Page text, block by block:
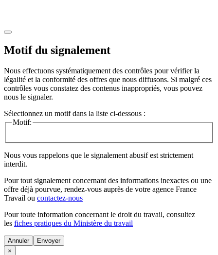
Motif du signalement
Nous effectuons systématiquement des contrôles pour vérifier la
légalité et la conformité des offres que nous diffusons. Si malgré ces
contrôles vous constatez des contenus inappropriés, vous pouvez
nous le signaler.
Sélectionnez un motif dans la liste ci-dessous :
Motif:
Nous vous rappelons que le signalement abusif est strictement
interdit.
Pour tout signalement concernant des informations inexactes ou une
offre déjà pourvue, rendez-vous auprès de votre agence France
Travail ou contactez-nous
Pour toute information concernant le droit du travail, consultez
les fiches pratiques du Ministère du travail
Annuler
×